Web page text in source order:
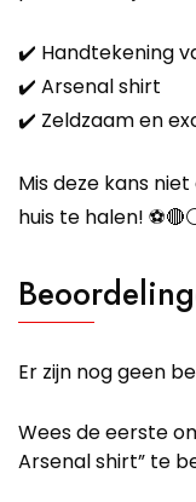
✔️ Handtekening
✔️ Arsenal shirt
✔️ Zeldzaam en
Mis deze kans
huis te halen!
Er zijn nog geen
Wees de eerste
Arsenal shirt” te